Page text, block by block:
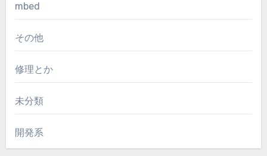
mbed
その他
修理とか
未分類
開発系